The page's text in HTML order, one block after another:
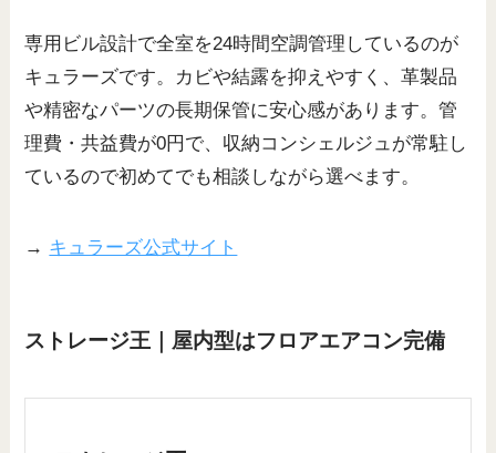
専用ビル設計で全室を24時間空調管理しているのが
キュラーズです。カビや結露を抑えやすく、革製品
や精密なパーツの長期保管に安心感があります。管
理費・共益費が0円で、収納コンシェルジュが常駐し
ているので初めてでも相談しながら選べます。
→ キュラーズ公式サイト
ストレージ王｜屋内型はフロアエアコン完備